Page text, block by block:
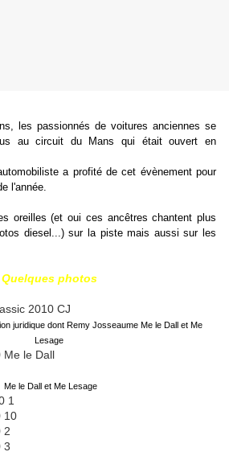
les passionnés de voitures anciennes se
au circuit du Mans qui était ouvert en
a profité de cet évènement pour
l'année.
oreilles (et oui ces ancêtres chantent plus
diesel...) sur la piste mais aussi sur les
Quelques photos
juridique dont Remy Josseaume Me le Dall et Me
Lesage
Me le Dall et Me Lesage